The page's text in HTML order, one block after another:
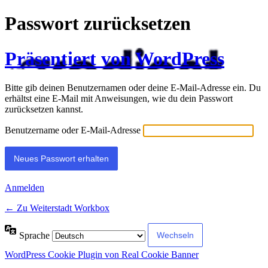
Passwort zurücksetzen
Präsentiert von WordPress
Bitte gib deinen Benutzernamen oder deine E-Mail-Adresse ein. Du
erhältst eine E-Mail mit Anweisungen, wie du dein Passwort
zurücksetzen kannst.
Benutzername oder E-Mail-Adresse
Anmelden
← Zu Weiterstadt Workbox
Sprache
WordPress Cookie Plugin von Real Cookie Banner